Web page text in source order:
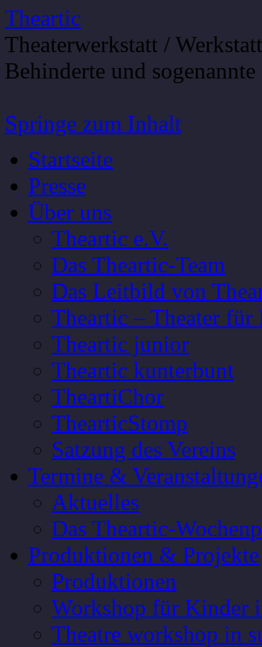
Theartic
Theaterwerkstatt /
Behinderte und
Springe zum Inhalt
Startseite
Presse
Über uns
Theartic e.V.
Das Theartic-Team
Das Leitbild von
Theartic – Theater für
Theartic junior
Theartic kunterbunt
TheartiChor
ThearticStomp
Satzung des Vereins
Termine &
Aktuelles
Das Theartic-
Produktionen & Projekte
Produktionen
Workshop für Kinder
Theatre workshop in